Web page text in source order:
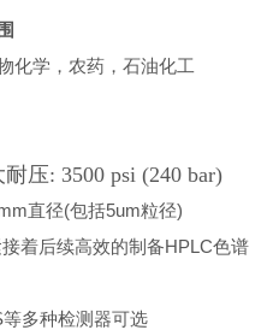
化学，农药，石油化工
压: 3500 psi (240 bar)
直径(包括5um粒径)
着后续高效的制备HPLC色谱
多种检测器可选